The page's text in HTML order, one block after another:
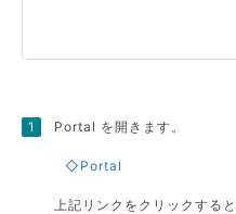
Portal を開きます。
◇Portal
上記リンクをクリックする